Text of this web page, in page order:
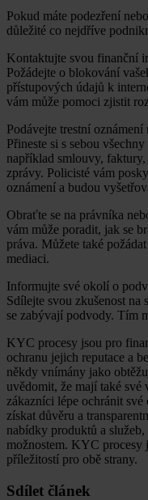
Pokud máte podezření
důležité co nejdříve
Kontaktujte svou finanční
Požádejte o blokování
přístupových údajů k
vám může pomoci zjistit
Podávejte trestní
Přineste si s sebou
například smlouvy,
zprávy. Policisté vám
oznámení a budou
Obraťte se na právníka
vám může poradit, jak se
práva. Můžete také
mediaci.
Informujte své okolí o
Sdílejte svou zkušenost na
se zabývají podvody. Tím
KYC procesy jsou pro
ochranu jejich reputace a
někdy vnímány jako
uvědomit, že mají také
zákazníci lépe ochránit
získat důvěru a
nabídky produktů a
možnostem. KYC procesy
příležitostí pro obě strany.
Sdílet článek